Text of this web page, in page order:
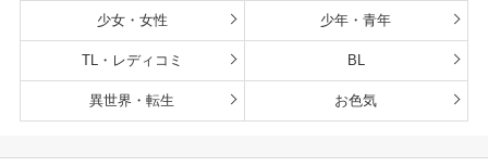
少女・女性 少年・青年
TL・レディコミ BL
異世界・転生 お色気